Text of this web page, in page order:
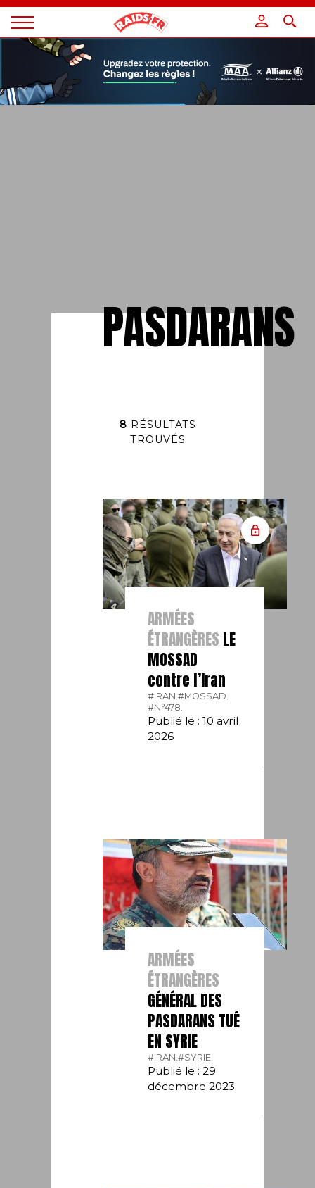
Magazine
Raids
PASDARANS
8 RÉSULTATS
TROUVÉS
ARMÉES
ÉTRANGÈRES LE
MOSSAD
contre l’Iran
#IRAN.#MOSSAD.
#N°478.
Publié le : 10 avril
2026
ARMÉES
ÉTRANGÈRES
GÉNÉRAL DES
PASDARANS TUÉ
EN SYRIE
#IRAN.#SYRIE.
Publié le : 29
décembre 2023
Panneau de gestion des cookies